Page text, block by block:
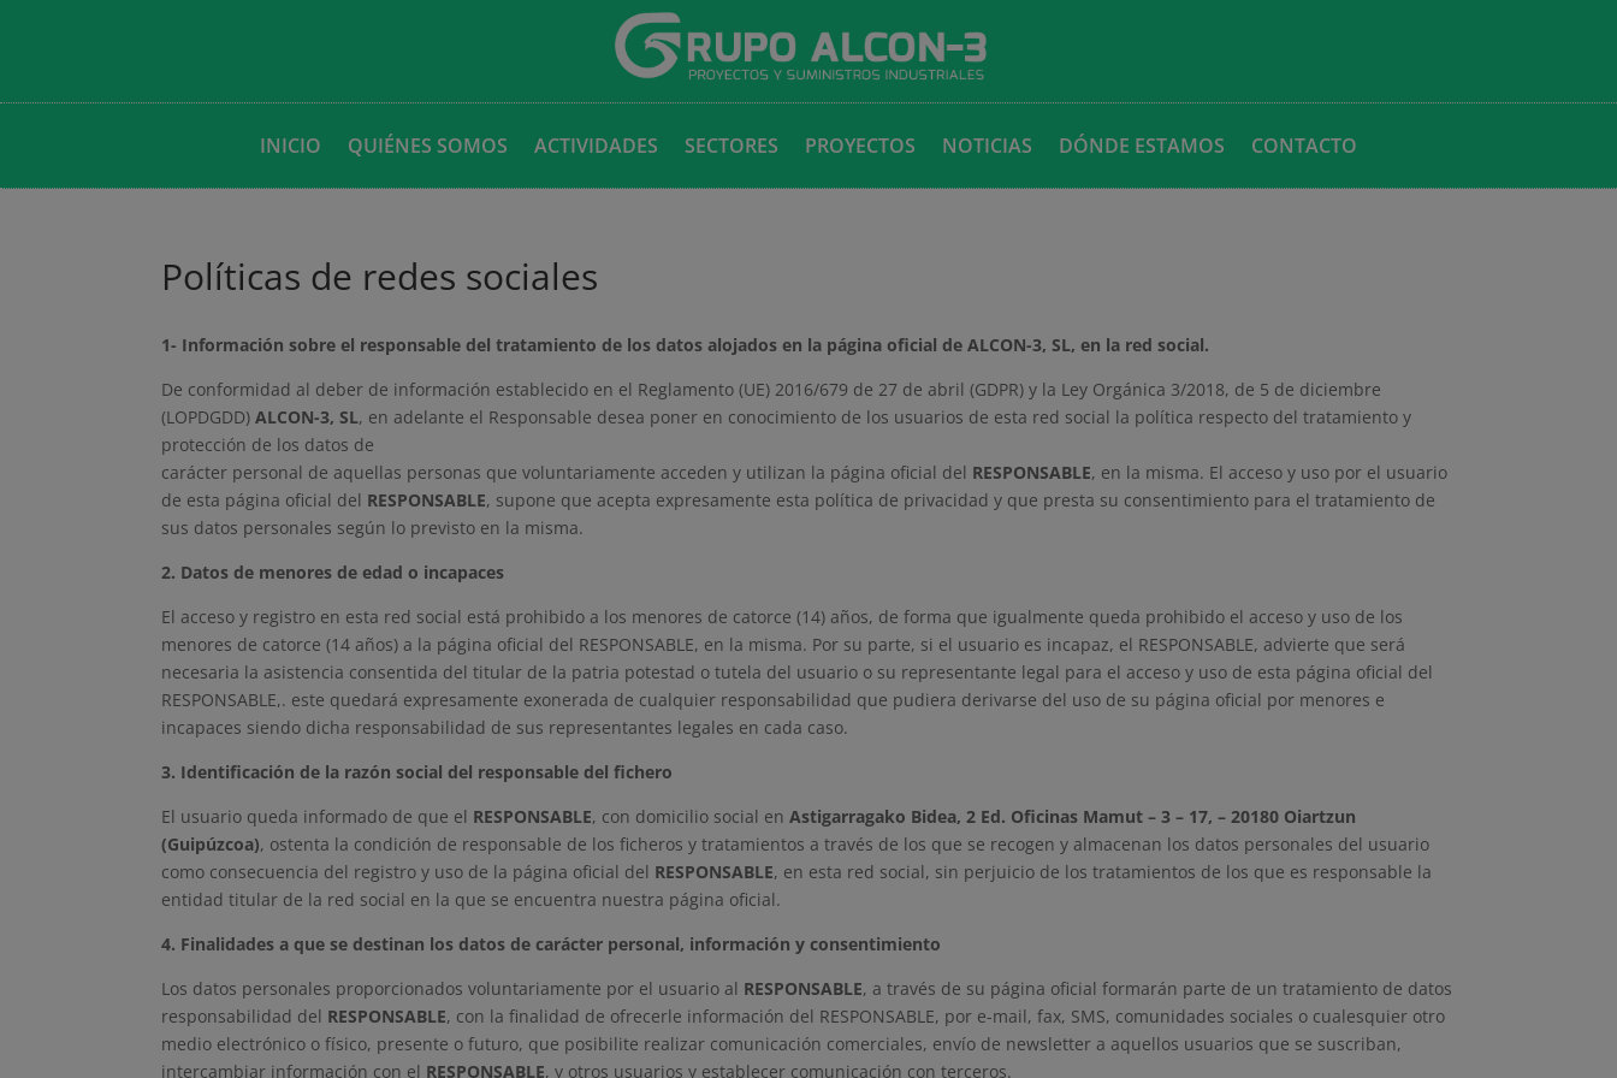
INICIO QUIÉNES SOMOS ACTIVIDADES SECTORES PROYECTOS NOTICIAS DÓNDE ESTAMOS CONTACTO
Políticas de redes sociales
1- Información sobre el responsable del tratamiento de los datos alojados en la página oficial de ALCON-3, SL, en la red social.
De conformidad al deber de información establecido en el Reglamento (UE) 2016/679 de 27 de abril (GDPR) y la Ley Orgánica 3/2018, de 5 de diciembre
(LOPDGDD)ALCON-3, SL, en adelante el Responsable desea poner en conocimiento de los usuarios de esta red social la política respecto del tratamiento y
protección de los datos de
carácter personal de aquellas personas que voluntariamente acceden y utilizan la página oficial del RESPONSABLE, en la misma. El acceso y uso por el usuario
de esta página oficial del RESPONSABLE, supone que acepta expresamente esta política de privacidad y que presta su consentimiento para el tratamiento de
sus datos personales según lo previsto en la misma.
2. Datos de menores de edad o incapaces
El acceso y registro en esta red social está prohibido a los menores de catorce (14) años, de forma que igualmente queda prohibido el acceso y uso de los
menores de catorce (14 años) a la página oficial del RESPONSABLE, en la misma. Por su parte, si el usuario es incapaz, el RESPONSABLE, advierte que será
necesaria la asistencia consentida del titular de la patria potestad o tutela del usuario o su representante legal para el acceso y uso de esta página oficial del
RESPONSABLE,. este quedará expresamente exonerada de cualquier responsabilidad que pudiera derivarse del uso de su página oficial por menores e
incapaces siendo dicha responsabilidad de sus representantes legales en cada caso.
3. Identificación de la razón social del responsable del fichero
El usuario queda informado de que el RESPONSABLE, con domicilio social enAstigarragako Bidea, 2 Ed. Oficinas Mamut – 3 – 17, – 20180 Oiartzun
(Guipúzcoa), ostenta la condición de responsable de los ficheros y tratamientos a través de los que se recogen y almacenan los datos personales del usuario
como consecuencia del registro y uso de la página oficial del RESPONSABLE, en esta red social, sin perjuicio de los tratamientos de los que es responsable la
entidad titular de la red social en la que se encuentra nuestra página oficial.
4. Finalidades a que se destinan los datos de carácter personal, información y consentimiento
Los datos personales proporcionados voluntariamente por el usuario al RESPONSABLE, a través de su página oficial formarán parte de un tratamiento de datos
responsabilidad del RESPONSABLE, con la finalidad de ofrecerle información del RESPONSABLE, por e-mail, fax, SMS, comunidades sociales o cualesquier otro
medio electrónico o físico, presente o futuro, que posibilite realizar comunicación comerciales, envío de newsletter a aquellos usuarios que se suscriban,
intercambiar información con el RESPONSABLE, y otros usuarios y establecer comunicación con terceros.